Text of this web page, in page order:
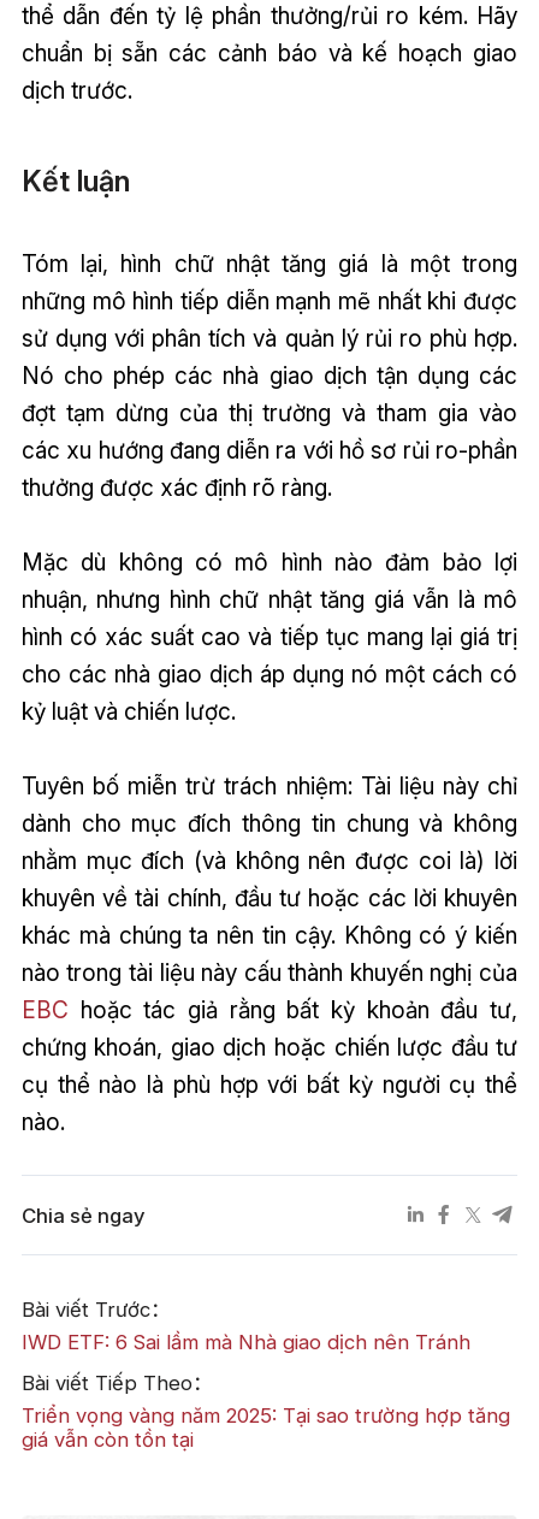
thể dẫn đến tỷ lệ phần thưởng/rủi ro kém. Hãy
chuẩn bị sẵn các cảnh báo và kế hoạch giao
dịch trước.
Kết luận
Tóm lại, hình chữ nhật tăng giá là một trong
những mô hình tiếp diễn mạnh mẽ nhất khi được
sử dụng với phân tích và quản lý rủi ro phù hợp.
Nó cho phép các nhà giao dịch tận dụng các
đợt tạm dừng của thị trường và tham gia vào
các xu hướng đang diễn ra với hồ sơ rủi ro-phần
thưởng được xác định rõ ràng.
Mặc dù không có mô hình nào đảm bảo lợi
nhuận, nhưng hình chữ nhật tăng giá vẫn là mô
hình có xác suất cao và tiếp tục mang lại giá trị
cho các nhà giao dịch áp dụng nó một cách có
kỷ luật và chiến lược.
Tuyên bố miễn trừ trách nhiệm: Tài liệu này chỉ
dành cho mục đích thông tin chung và không
nhằm mục đích (và không nên được coi là) lời
khuyên về tài chính, đầu tư hoặc các lời khuyên
khác mà chúng ta nên tin cậy. Không có ý kiến
nào trong tài liệu này cấu thành khuyến nghị của
EBC hoặc tác giả rằng bất kỳ khoản đầu tư,
chứng khoán, giao dịch hoặc chiến lược đầu tư
cụ thể nào là phù hợp với bất kỳ người cụ thể
nào.
Chia sẻ ngay
Bài viết Trước：
IWD ETF: 6 Sai lầm mà Nhà giao dịch nên Tránh
Bài viết Tiếp Theo：
Triển vọng vàng năm 2025: Tại sao trường hợp tăng
giá vẫn còn tồn tại